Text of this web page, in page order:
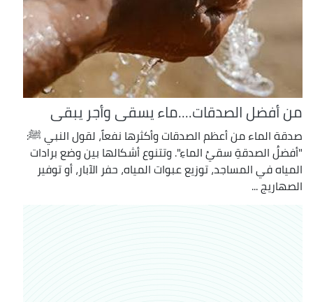
من أفضل الصدقات....ماء يسقى وأجر يبقى
صدقة الماء من أعظم الصدقات وأكثرها نفعاً، لقول النبي ﷺ:
"أفضلُ الصدقةِ سقيُ الماءِ". وتتنوع أشكالها بين وضع برادات
المياه في المساجد، توزيع عبوات المياه، حفر الآبار، أو توفير
الصهاريج ...